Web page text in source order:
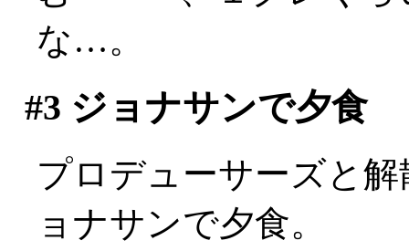
な…。
#3 ジョナサンで夕食
プロデューサーズと
ョナサンで夕食。